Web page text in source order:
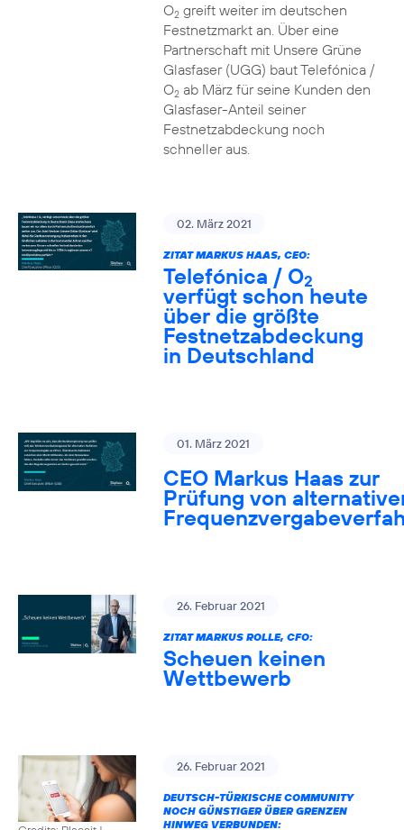
O2greift weiter im deutschen
Festnetzmarkt an. Über eine
Partnerschaft mit Unsere Grüne
Glasfaser (UGG) baut Telefónica /
O2ab März für seine Kunden den
Glasfaser-Anteil seiner
Festnetzabdeckung noch
schneller aus.
02. März 2021
ZITAT MARKUS HAAS, CEO:
Telefónica / O2
verfügt schon heute
über die größte
Festnetzabdeckung
in Deutschland
01. März 2021
CEO Markus Haas zur
Prüfung von
26. Februar 2021
ZITAT MARKUS ROLLE, CFO:
Scheuen keinen
Wettbewerb
26. Februar 2021
DEUTSCH-TÜRKISCHE COMMUNITY
NOCH GÜNSTIGER ÜBER GRENZEN
HINWEG VERBUNDEN: